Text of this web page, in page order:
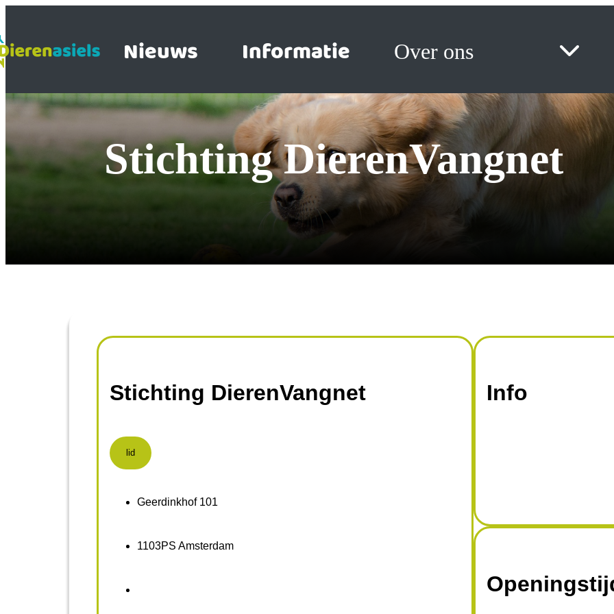
Nieuws Informatie Over ons
Stichting DierenVangnet
Stichting DierenVangnet
lid
Geerdinkhof 101
1103PS Amsterdam
Info